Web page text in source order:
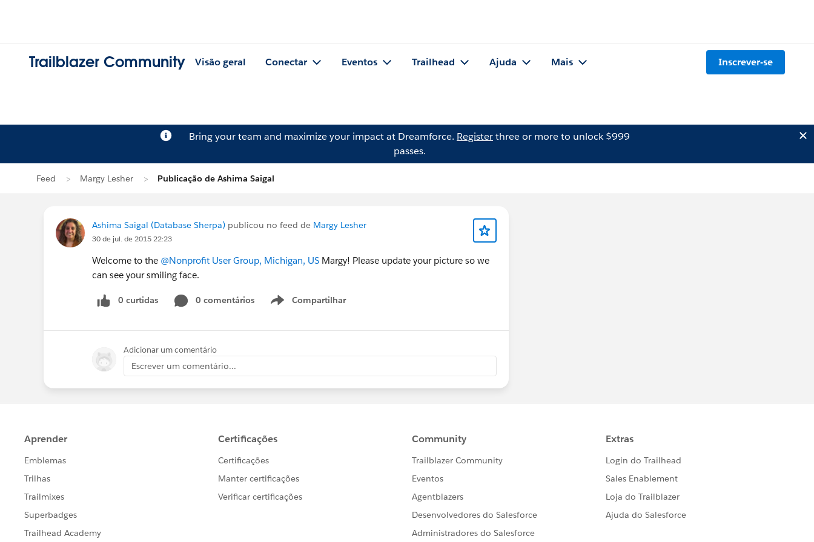
Trailblazer Community Visão geral Conectar Eventos Trailhead Ajuda Mais Inscrever-se
Bring your team and maximize your impact at Dreamforce. Registerthree or more to unlock $999
passes.
Feed Margy Lesher Publicação de Ashima Saigal
Ashima Saigal (Database Sherpa) publicou no feed de Margy Lesher
30 de jul. de 2015 22:23
Welcome to the @Nonprofit User Group, Michigan, US Margy! Please update your picture so we
can see your smiling face.
0 curtidas 0 comentários Compartilhar
Show menu
Adicionar um comentário
Escrever um comentário...